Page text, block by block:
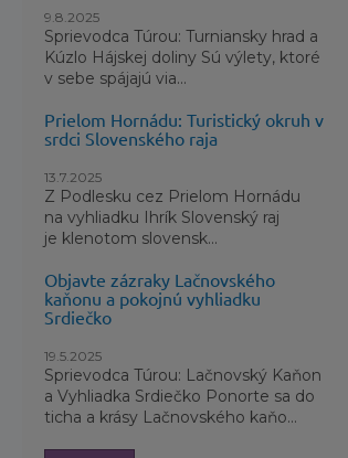
9.8.2025
Sprievodca Túrou: Turniansky hrad a
Kúzlo Hájskej doliny Sú výlety, ktoré
v sebe spájajú via...
Prielom Hornádu: Turistický okruh v
srdci Slovenského raja
13.7.2025
Z Podlesku cez Prielom Hornádu
na vyhliadku Ihrík Slovenský raj
je klenotom slovensk...
Objavte zázraky Lačnovského
kaňonu a pokojnú vyhliadku
Srdiečko
19.5.2025
Sprievodca Túrou: Lačnovský Kaňon
a Vyhliadka Srdiečko Ponorte sa do
ticha a krásy Lačnovského kaňo...